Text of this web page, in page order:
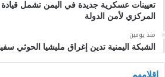
تعيينات عسكرية جديدة في اليمن تشمل قيادة
المركزي لأمن الدولة
منذ يومين
الشبكة اليمنية تدين إغراق مليشيا الحوثي
اقلامهم